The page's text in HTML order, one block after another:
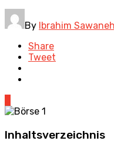
By Ibrahim Sawaneh
Share
Tweet
Inhaltsverzeichnis